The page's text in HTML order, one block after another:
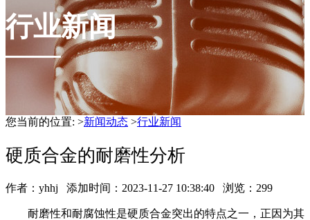
行业新闻
您当前的位置: >新闻动态 >行业新闻
硬质合金的耐磨性分析
作者： yhhj 添加时间：2023-11-27 10:38:40 浏览： 299
耐磨性和耐腐蚀性是硬质合金突出的特点之一，正因为其